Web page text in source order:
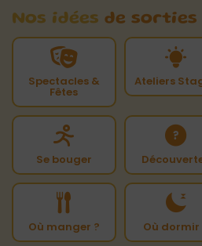
Nos idées de sorties
Spectacles &
Fêtes
Ateliers
Se bouger
Où manger ? Où dormir